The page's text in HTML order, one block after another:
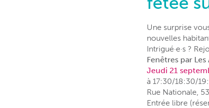
Une surprise
nouvelles
Intrigué·e·s ?
Fenêtres par
Jeudi 21
à 17:30/18:30/
Rue Nationale,
Entrée libre